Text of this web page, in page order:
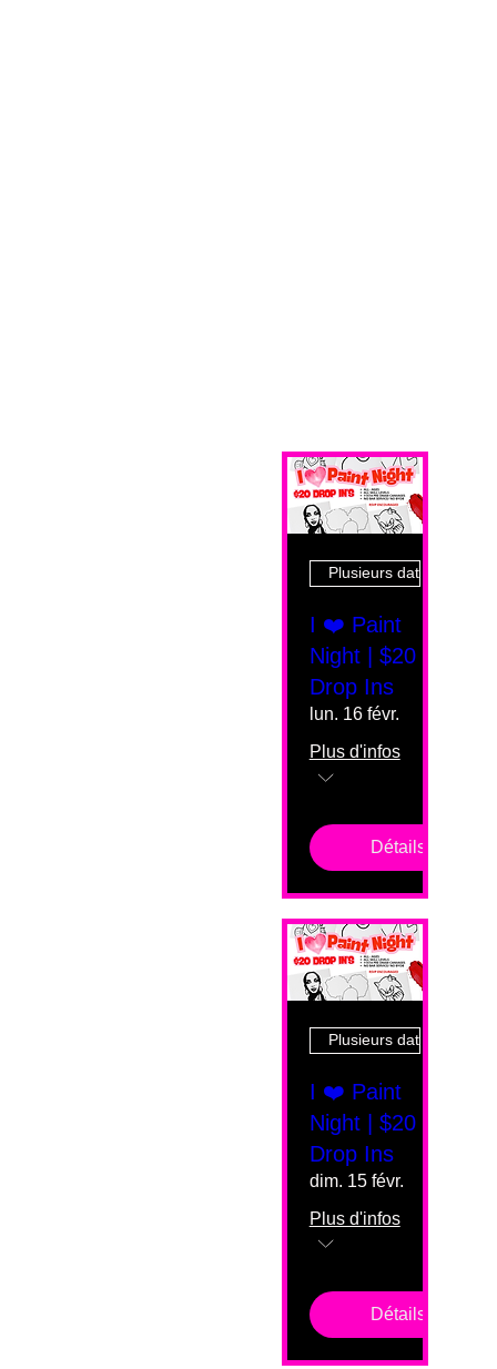
Plusieurs dates
I ❤️ Paint
Night | $20
Drop Ins
lun. 16 févr.
Plus d'infos
Détails
Plusieurs dates
I ❤️ Paint
Night | $20
Drop Ins
dim. 15 févr.
Plus d'infos
Détails